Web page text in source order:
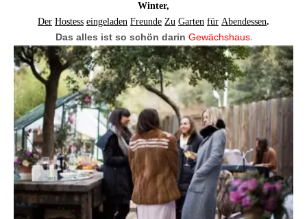
Winter,
Der Hostess eingeladen Freunde Zu Garten für Abendessen.
Das alles ist so schön darin Gewächshaus.